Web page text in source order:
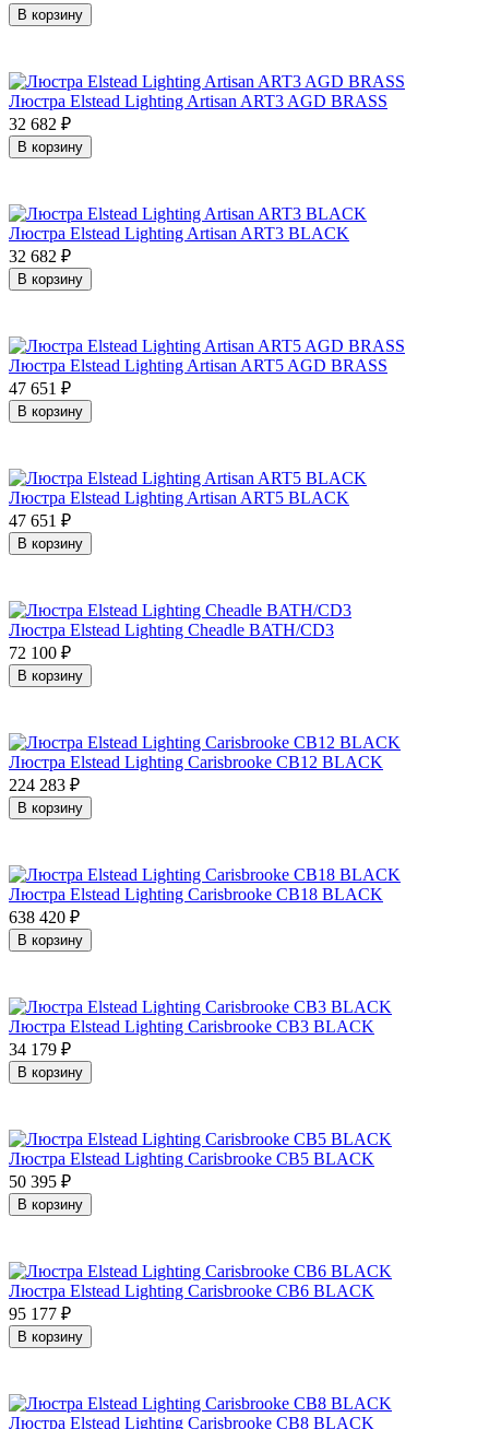
В корзину
Люстра Elstead Lighting Artisan ART3 AGD BRASS
32 682 ₽
В корзину
Люстра Elstead Lighting Artisan ART3 BLACK
32 682 ₽
В корзину
Люстра Elstead Lighting Artisan ART5 AGD BRASS
47 651 ₽
В корзину
Люстра Elstead Lighting Artisan ART5 BLACK
47 651 ₽
В корзину
Люстра Elstead Lighting Cheadle BATH/CD3
72 100 ₽
В корзину
Люстра Elstead Lighting Carisbrooke CB12 BLACK
224 283 ₽
В корзину
Люстра Elstead Lighting Carisbrooke CB18 BLACK
638 420 ₽
В корзину
Люстра Elstead Lighting Carisbrooke CB3 BLACK
34 179 ₽
В корзину
Люстра Elstead Lighting Carisbrooke CB5 BLACK
50 395 ₽
В корзину
Люстра Elstead Lighting Carisbrooke CB6 BLACK
95 177 ₽
В корзину
Люстра Elstead Lighting Carisbrooke CB8 BLACK